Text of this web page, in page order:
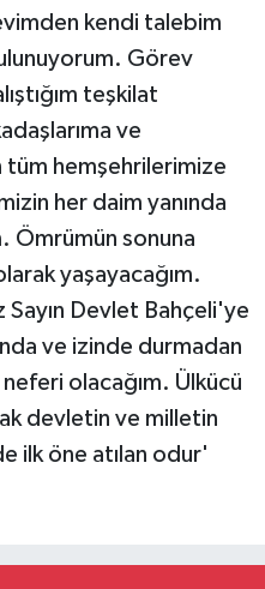
kendi talebim
Görev
teşkilat
ve
hemşehrilerimize
her daim yanında
Ömrümün sonuna
yaşayacağım.
Sayın Devlet Bahçeli'ye
ve izinde durmadan
olacağım. Ülkücü
devletin ve milletin
ilk öne atılan odur'